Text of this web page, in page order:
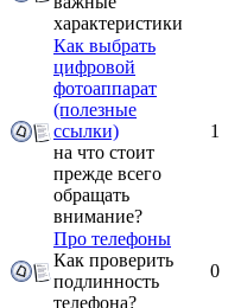
характеристики
Как выбрать
цифровой
фотоаппарат
(полезные
ссылки)
на что стоит
прежде всего
обращать
внимание?
1
Про телефоны
Как проверить
подлинность
телефона?
0